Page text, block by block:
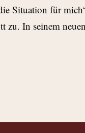
Situation für
zu. In seinem